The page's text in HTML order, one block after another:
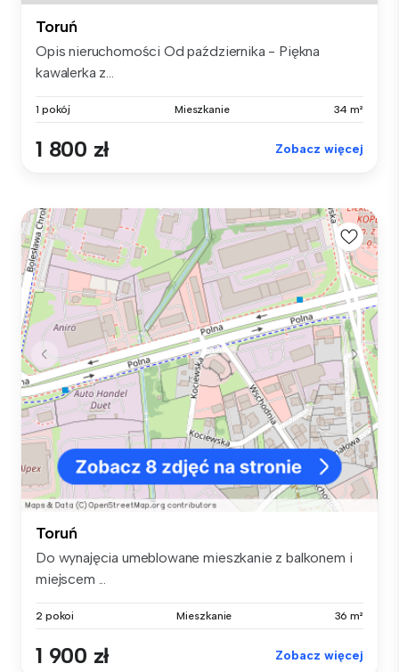
Toruń
Opis nieruchomości Od października - Piękna
kawalerka z...
1 pokój Mieszkanie 34 m²
1 800 zł Zobacz więcej
Toruń
Do wynajęcia umeblowane mieszkanie z balkonem i
miejscem ...
2 pokoi Mieszkanie 36 m²
1 900 zł Zobacz więcej